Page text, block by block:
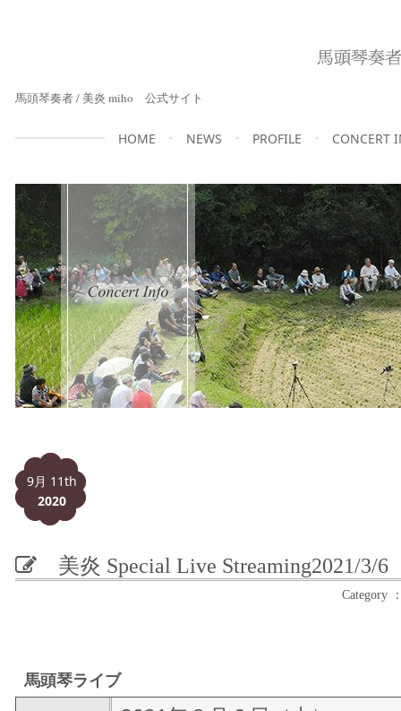
馬頭琴奏者 / 美炎 miho 公式サイト
HOME NEWS PROFILE CONCERT
9月 11th
2020
美炎 Special Live Streaming2021/3/6
Category
馬頭琴ライブ